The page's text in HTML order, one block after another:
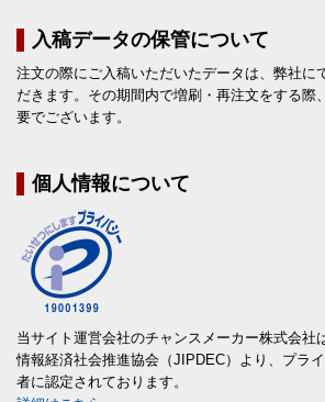
入稿データの保管について
注文の際にご入稿いただいたデータは、弊社に
だきます。その期間内で増刷・再注文をする際
要でございます。
個人情報について
当サイト運営会社のチャンスメーカー株式会社
情報経済社会推進協会（JIPDEC）より、プラ
者に認定されております。